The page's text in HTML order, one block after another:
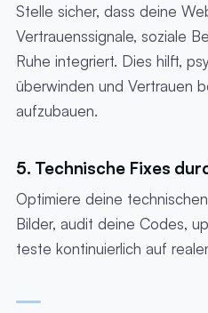
Stelle sicher, dass deine
Vertrauenssignale, soziale
Ruhe integriert. Dies hilft,
überwinden und Vertrauen
aufzubauen.
5. Technische Fixes
Optimiere deine
Bilder, audit deine Codes,
teste kontinuierlich auf